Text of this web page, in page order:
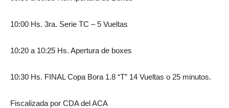
10:00 Hs. 3ra. Serie TC – 5 Vueltas
10:20 a 10:25 Hs. Apertura de boxes
10:30 Hs. FINAL Copa Bora 1.8 “T” 14 Vueltas o 25 minutos.
Fiscalizada por CDA del ACA